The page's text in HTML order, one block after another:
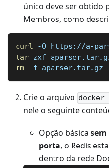
único deve ser obtido
Membros, como
curl -O https://a-
tar zxf
rm -f aparser.tar.gz
Crie o arquivo docker-
nele o seguinte
Opção básica sem
porta, o Redis
dentro da rede